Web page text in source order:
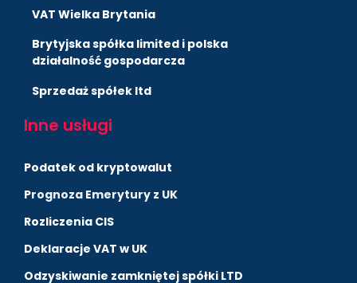
VAT Wielka Brytania
Brytyjska spółka limited i polska
działalność gospodarcza
Sprzedaż spółek ltd
Inne usługi
Podatek od kryptowalut
Prognoza Emerytury z UK
Rozliczenia CIS
Deklaracje VAT w UK
Odzyskiwanie zamkniętej spółki LTD